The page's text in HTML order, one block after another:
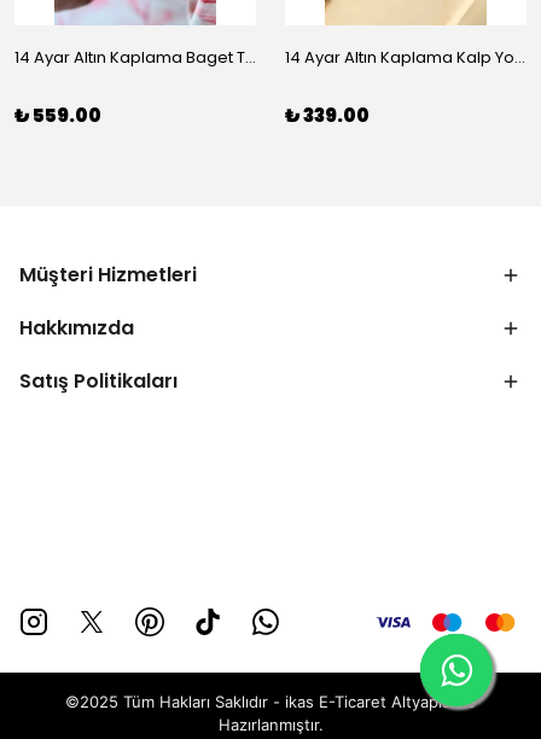
14 Ayar Altın Kaplama Baget Taşlı Vip Bileklik
₺ 559.00
14 Ayar Altın Kaplama Kalp Yolu Bileklik
₺ 339.00
Müşteri Hizmetleri
Hakkımızda
Satış Politikaları
©2025 Tüm Hakları Saklıdır - ikas E-Ticaret Altyapısı ile
Hazırlanmıştır.